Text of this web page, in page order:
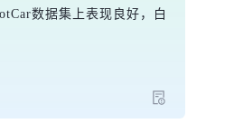
数据集上表现良好，白